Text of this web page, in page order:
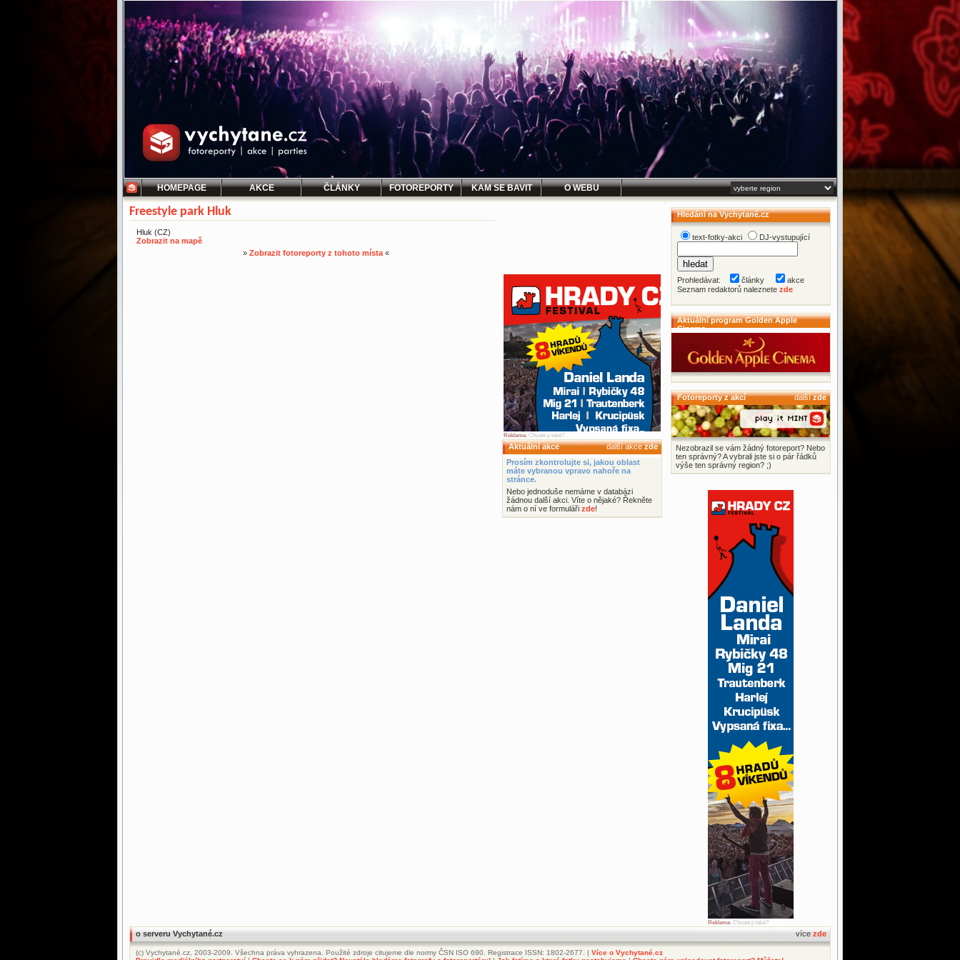
HOMEPAGE AKCE ČLÁNKY FOTOREPORTY KAM SE BAVIT O WEBU
Freestyle park Hluk
Hluk (CZ)
Zobrazit na mapě
» Zobrazit fotoreporty z tohoto místa«
Reklama. Chcete ji také?
Aktuální akce další akcezde
Prosím zkontrolujte si, jakou oblast
máte vybranou vpravo nahoře na
stránce.
Nebo jednoduše nemáme v databázi
žádnou další akci. Víte o nějaké? Řekněte
nám o ní ve formuláři zde!
Hledání na Vychytané.cz
text-fotky-akci DJ-vystupující
Prohledávat: články
akce
Seznam redaktorů naleznete zde
Aktuální program Golden Apple
Cinema
Fotoreporty z akcí dalšízde
Nezobrazil se vám žádný fotoreport? Nebo
ten správný? A vybrali jste si o pár řádků
výše ten správný region? ;)
Reklama. Chcete ji také?
o serveru Vychytané.cz více zde
(c) Vychytané.cz, 2003-2009. Všechna práva vyhrazena. Použité zdroje citujeme dle normy ČSN ISO 690. Registrace ISSN: 1802-2677. | Více o Vychytané.cz